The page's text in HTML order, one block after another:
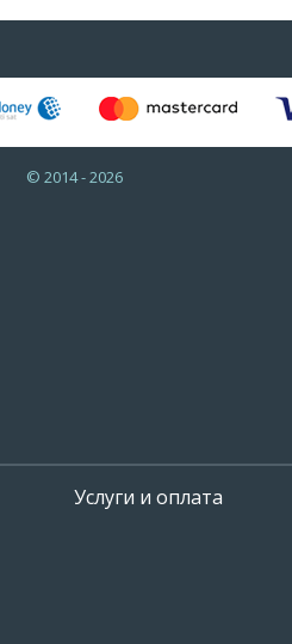
© 2014 - 2026
Услуги и оплата